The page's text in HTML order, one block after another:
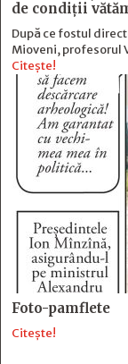
de condiții
După ce fostul
Mioveni, profesorul
Citește!
Foto-pamflete
Citește!